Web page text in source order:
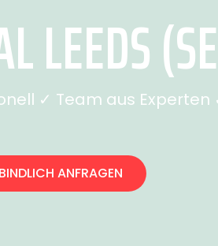
LEEDS
✓ Team aus
ANFRAGEN